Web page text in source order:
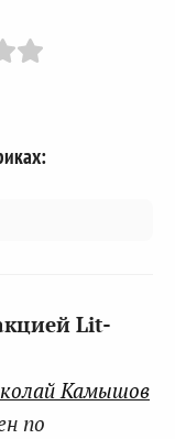
Lit-
Камышов
по